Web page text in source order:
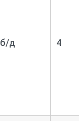
б/д 4